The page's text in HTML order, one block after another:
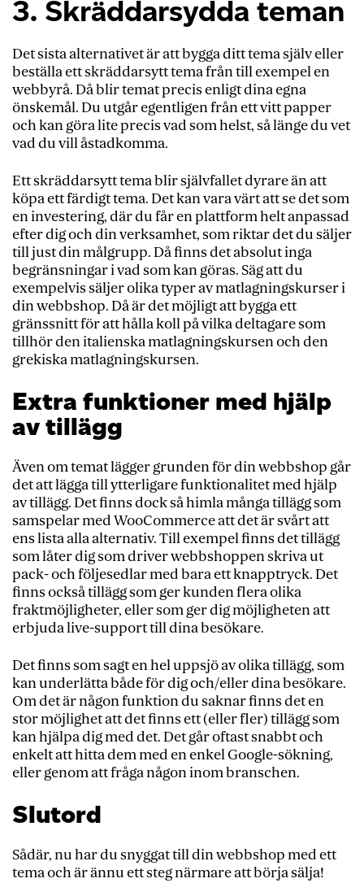
3. Skräddarsydda teman
Det sista alternativet är att bygga ditt tema själv eller
beställa ett skräddarsytt tema från till exempel en
webbyrå.Då blir temat precis enligt dina egna
önskemål.Du utgår egentligen från ett vitt papper
och kan göra lite precis vad som helst, så länge du vet
vad du vill åstadkomma.
Ett skräddarsytt tema blir självfallet dyrare än att
köpa ett färdigt tema. Det kan vara värt att se det som
en investering, där du får en plattform helt anpassad
efter dig och din verksamhet, som riktar det du säljer
till just din målgrupp. Då finns det absolut inga
begränsningar i vad som kan göras. Säg att du
exempelvis säljer olika typer av matlagningskurser i
din webbshop. Då är det möjligt att bygga ett
gränssnitt för att hålla koll på vilka deltagare som
tillhör den italienska matlagningskursen och den
grekiska matlagningskursen.
Extra funktioner med hjälp
av tillägg
Även om temat lägger grunden för din webbshop går
det att lägga till ytterligare funktionalitet med hjälp
av tillägg. Det finns dock så himla många tillägg som
samspelar med WooCommerce att det är svårt att
ens lista alla alternativ. Till exempel finns det tillägg
som låter dig som driver webbshoppen skriva ut
pack- och följesedlar med bara ett knapptryck. Det
finns också tillägg som ger kunden flera olika
fraktmöjligheter, eller som ger dig möjligheten att
erbjuda live-support till dina besökare.
Det finns som sagt en hel uppsjö av olika tillägg, som
kan underlätta både för dig och/eller dina besökare.
Om det är någon funktion du saknar finns det en
stor möjlighet att det finns ett (eller fler) tillägg som
kan hjälpa dig med det. Det går oftast snabbt och
enkelt att hitta dem med en enkel Google-sökning,
eller genom att fråga någon inom branschen.
Slutord
Sådär, nu har du snyggat till din webbshop med ett
tema och är ännu ett steg närmare att börja sälja!